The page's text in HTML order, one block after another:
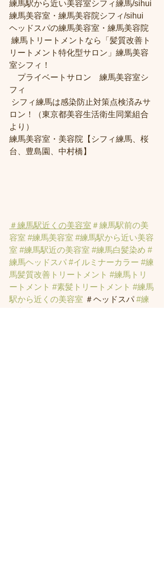
練馬駅から近い美容室シフィ練馬/sihui
練馬美容室・練馬美容院シフィ/sihui
ヘッドスパの練馬美容室・練馬美容院
リートメント特化型サロン」練馬美容
室シフィ！
プライベートサロン　練馬美容室シ
フィ
ロン！（東京都美容生活衛生同業組合
より）
練馬美容室・美容院【シフィ練馬、桜
台、豊島園、中村橋】
＃練馬駅近くの美容室 ＃練馬駅前の美
容室 #練馬美容室 #練馬駅から近い美容
室 #練馬駅近の美容室 #練馬白髪染め #
練馬ヘッドスパ #イルミナーカラー #練
馬髪質改善トリートメント #練馬トリ
ートメント #素髪トリートメント #練馬
駅から近くの美容室 ＃ヘッドスパ #練